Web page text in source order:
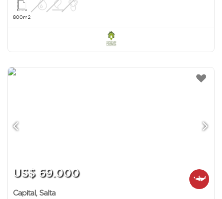
800m2
US$ 69.000
Capital, Salta